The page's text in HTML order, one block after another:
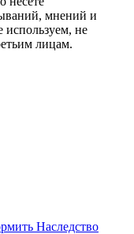
мнений и
не
лицам.
Наследство